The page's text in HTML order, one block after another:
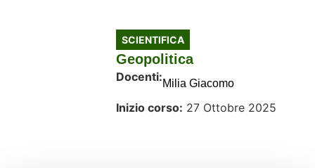
SCIENTIFICA
Geopolitica
Docenti:Milia Giacomo
Inizio corso: 27 Ottobre 2025